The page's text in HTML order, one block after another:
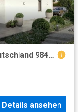
5 Schlafzimmer Haus München Deutschland 98464479
Details ansehen